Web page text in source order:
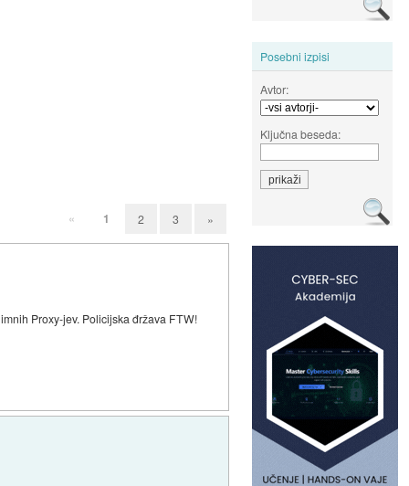
Posebni izpisi
Avtor:
Ključna beseda:
« 1 2 3 »
Proxy-jev. Policijska đržava FTW!